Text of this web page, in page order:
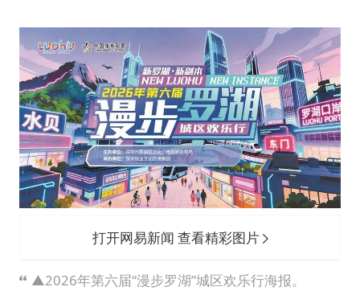
中国经济展现强大韧性和活力
打开网易新闻 查看精彩图片
▲2026年第六届“漫步罗湖”城区欢乐行海报。